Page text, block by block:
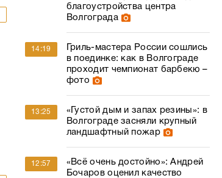
благоустройства центра
Волгограда
14:19
Гриль-мастера России сошлись
в поединке: как в Волгограде
проходит чемпионат барбекю –
фото
13:25
«Густой дым и запах резины»: в
Волгограде засняли крупный
ландшафтный пожар
12:57
«Всё очень достойно»: Андрей
Бочаров оценил качество